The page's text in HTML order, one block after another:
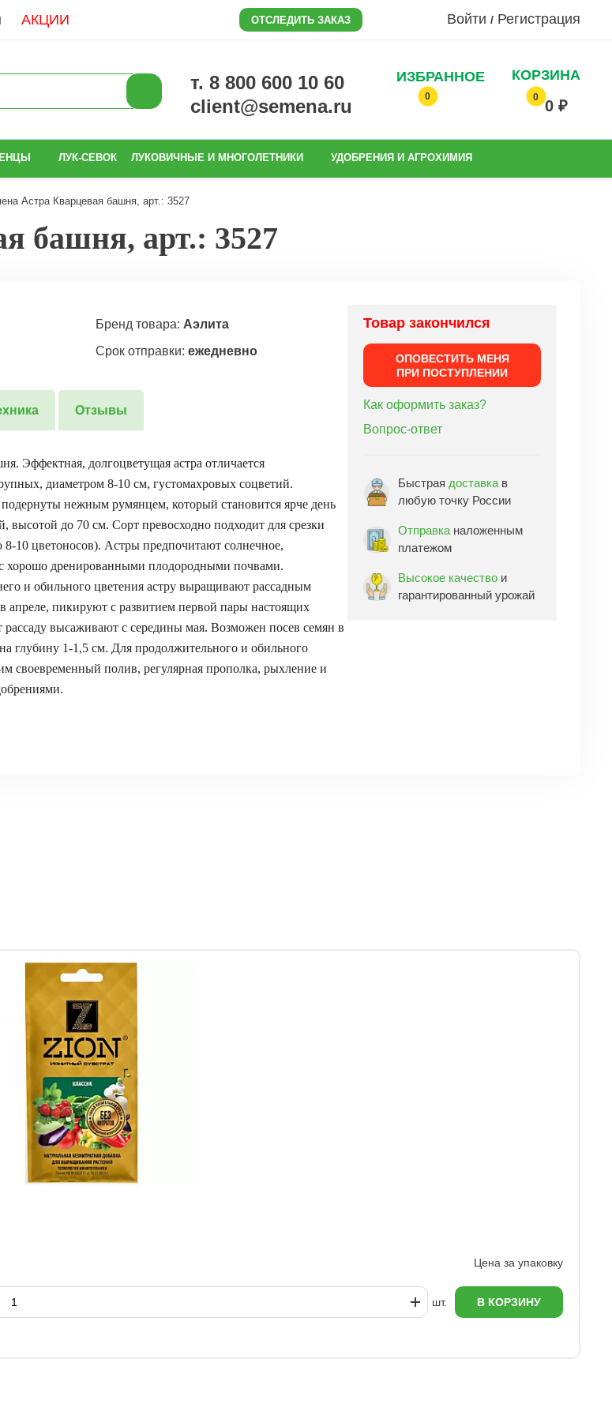
АКЦИИ ОТСЛЕДИТЬ ЗАКАЗ Войти / Регистрация
т. 8 800 600 10 60
client@semena.ru
ИЗБРАННОЕ
0
КОРЗИНА
0
0 ₽
ЛУК-СЕВОК ЛУКОВИЧНЫЕ И МНОГОЛЕТНИКИ УДОБРЕНИЯ И АГРОХИМИЯ
Астра Кварцевая башня, арт.: 3527
башня, арт.: 3527
Бренд товара: Аэлита
Срок отправки: ежедневно
Отзывы
Эффектная, долгоцветущая астра отличается
диаметром 8-10 см, густомахровых соцветий.
нежным румянцем, который становится ярче день
высотой до 70 см. Сорт превосходно подходит для срезки
8-10 цветоносов). Астры предпочитают солнечное,
хорошо дренированными плодородными почвами.
и обильного цветения астру выращивают рассадным
апреле, пикируют с развитием первой пары настоящих
рассаду высаживают с середины мая. Возможен посев семян в
глубину 1-1,5 см. Для продолжительного и обильного
своевременный полив, регулярная прополка, рыхление и
Товар закончился
ОПОВЕСТИТЬ МЕНЯ
ПРИ ПОСТУПЛЕНИИ
Как оформить заказ?
Вопрос-ответ
Быстрая доставка в
любую точку России
Отправка наложенным
платежом
Высокое качество и
гарантированный урожай
Цена за упаковку
шт. В КОРЗИНУ